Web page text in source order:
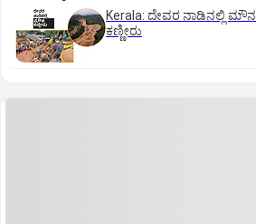
Kerala: ದೇವರ ನಾಡಿನಲ್ಲಿ ಮೌನ
ಕಣ್ಣೀರು